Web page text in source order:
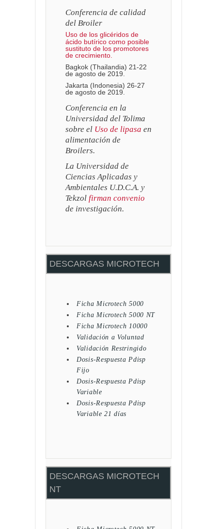
Conferencia de calidad
del Broiler
Uso de los glicéridos de
ácido butírico como posible
sustituto de los promotores
de crecimiento.
Bagkok (Thailandia) 21-22
de agosto de 2019.
Jakarta (Indonesia) 26-27
de agosto de 2019.
Conferencia en la
Universidad del Tolima
sobre el Uso de lipasa en
alimentación de
Broilers.
La Universidad de
Ciencias Aplicadas y
Ambientales U.D.C.A. y
Tekzol firman convenio
de investigación.
DESCARGAS MICROTECH
Ficha Microtech 5000
Ficha Microtech 5000 NT
Ficha Microtech 10000
Validación a Voluntad
Validación Restringido
Dosis-Respuesta Pdisp
Fijo
Dosis-Respuesta Pdisp
Variable
Dosis-Respuesta Pdisp
Variable 21 días
DESCARGAS MICROTECH
NT